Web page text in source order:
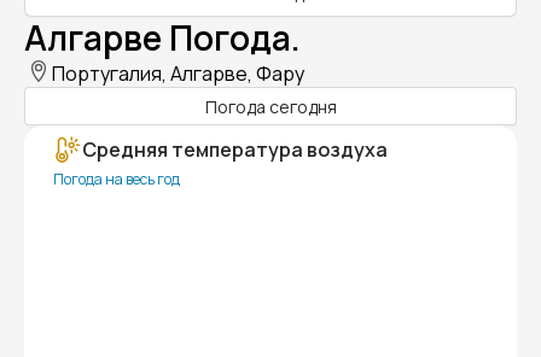
Алгарве Погода.
Португалия, Алгарве, Фару
Погода сегодня
Средняя температура воздуха
Погода на весь год